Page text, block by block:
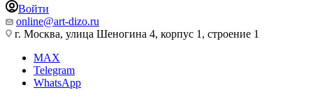
Войти
online@art-dizo.ru
г. Москва, улица Шеногина 4, корпус 1, строение 1
MAX
Telegram
WhatsApp